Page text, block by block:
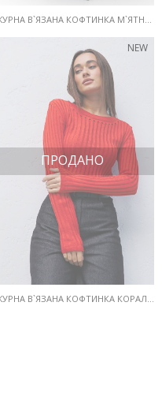
АЖУРНА В`ЯЗАНА КОФТИНКА М`ЯТНОГО КОЛЬОРУ
NEW
ПРОДАНО